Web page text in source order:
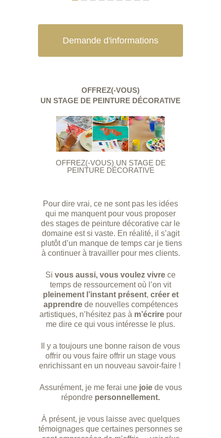
Demande d'informations
OFFREZ(-VOUS)
UN STAGE DE PEINTURE DÉCORATIVE
OFFREZ(-VOUS) UN STAGE DE
PEINTURE DÉCORATIVE
Pour dire vrai, ce ne sont pas les idées
qui me manquent pour vous proposer
des stages de peinture décorative car le
domaine est si vaste. En réalité, il s’agit
plutôt d’un manque de temps car je tiens
à continuer à travailler pour mes clients.
Si vous aussi, vous voulez vivre ce
temps de ressourcement où l’on vit
pleinement l’instant présent, créer et
apprendrede nouvelles compétences
artistiques, n’hésitez pas à m’écrirepour
me dire ce qui vous intéresse le plus.
Il y a toujours une bonne raison de vous
offrir ou vous faire offrir un stage vous
enrichissant en un nouveau savoir-faire !
Assurément, je me ferai une joiede vous
répondre personnellement.
À présent, je vous laisse avec quelques
témoignages que certaines personnes se